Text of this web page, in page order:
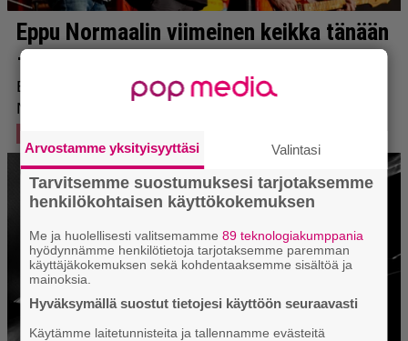
Arvostamme yksityisyyttäsi Valintasi
Tarvitsemme suostumuksesi tarjotaksemme
henkilökohtaisen käyttökokemuksen
Me ja huolellisesti valitsemamme89 teknologiakumppania
hyödynnämme henkilötietoja tarjotaksemme paremman
käyttäjäkokemuksen sekä kohdentaaksemme sisältöä ja
mainoksia.
Hyväksymällä suostut tietojesi käyttöön seuraavasti
Käytämme laitetunnisteita ja tallennamme evästeitä